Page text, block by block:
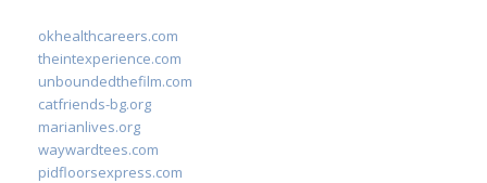
okhealthcareers.com
theintexperience.com
unboundedthefilm.com
catfriends-bg.org
marianlives.org
waywardtees.com
pidfloorsexpress.com